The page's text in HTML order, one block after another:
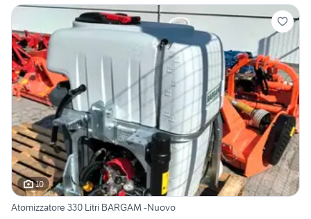
10
Atomizzatore 330 Litri BARGAM -Nuovo